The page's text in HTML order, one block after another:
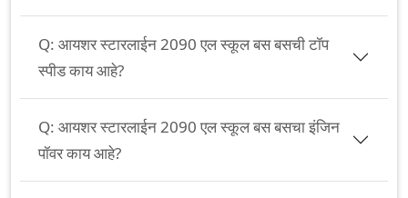
Q: आयशर स्टारलाईन 2090 एल स्कूल बस बसची टॉप
स्पीड काय आहे?
Q: आयशर स्टारलाईन 2090 एल स्कूल बस बसचा इंजिन
पॉवर काय आहे?